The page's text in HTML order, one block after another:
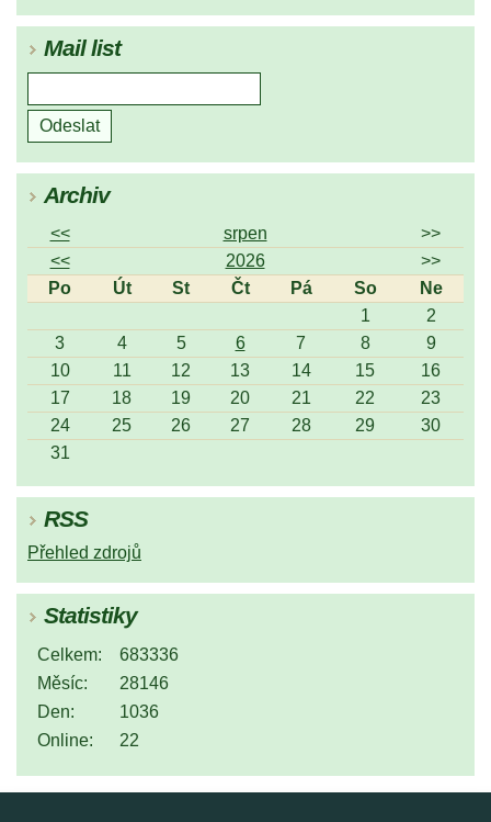
Mail list
Archiv
<< srpen
>>
<<
2026
>>
Po
Út St Čt Pá So
Ne
1
2
3
4 5 6 7 8
9
10
11 12 13 14 15
16
17
18 19 20 21 22
23
24
25 26 27 28 29
30
31
RSS
Přehled zdrojů
Statistiky
Online: 22
Celkem:
683336
Měsíc:
28146
Den:
1036